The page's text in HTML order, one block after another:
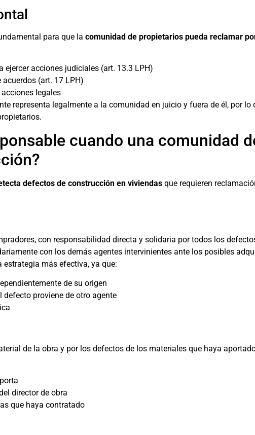
para que la comunidad de propietarios pueda reclamar
acciones judiciales (art. 13.3 LPH)
(art. 17 LPH)
legales
representa legalmente a la comunidad en juicio y fuera de él, por
cuando una comunidad
defectos de construcción en viviendas que requieren
con responsabilidad directa y solidaria por todos los
con los demás agentes intervinientes ante los posibles
más efectiva, ya que:
de su origen
defecto proviene de otro agente
de la obra y por los defectos de los materiales que haya
director de obra
que haya contratado